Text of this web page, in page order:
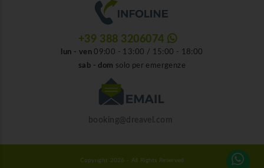
+39 388 3206074
lun - ven09:00 - 13:00 / 15:00 - 18:00
sab - dom solo per emergenze
booking@dreavel.com
Copyright 2026 - All Rights Reserved